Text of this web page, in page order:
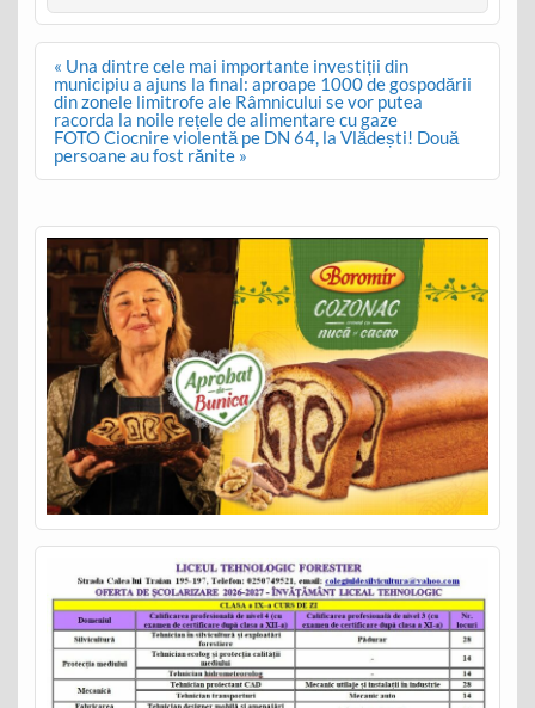
Post
navigation
« Una dintre cele mai importante investiții din
municipiu a ajuns la final: aproape 1000 de gospodării
din zonele limitrofe ale Râmnicului se vor putea
racorda la noile rețele de alimentare cu gaze
FOTO Ciocnire violentă pe DN 64, la Vlădești! Două
persoane au fost rănite »